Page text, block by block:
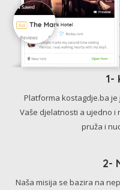
1-
Platforma kostagdje.ba
Vaše djelatnosti a ujedno
pruža i
2-
Naša misija se bazira na